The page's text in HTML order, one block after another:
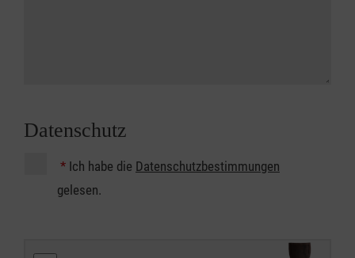
Datenschutz
* Ich habe die Datenschutzbestimmungen
gelesen.